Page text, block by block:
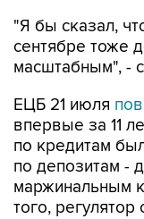
"Я бы сказал,
сентябре тоже
масштабным", -
ЕЦБ 21 июля
впервые за 11
по кредитам
по депозитам -
маржинальным
того,